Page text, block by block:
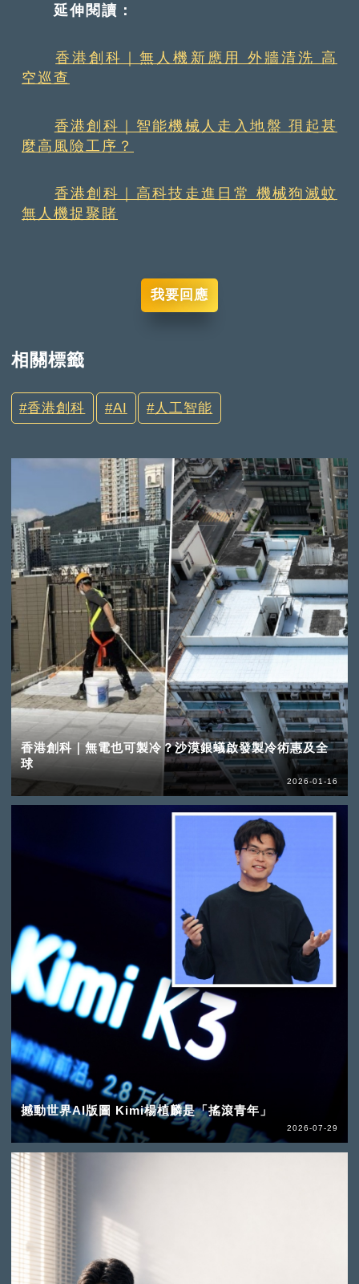
延伸閱讀：
香港創科｜無人機新應用 外牆清洗 高
空巡查
香港創科｜智能機械人走入地盤 孭起甚
麼高風險工序？
香港創科｜高科技走進日常 機械狗滅蚊
無人機捉聚賭
我要回應
相關標籤
香港創科 AI 人工智能
香港創科｜無電也可製冷？沙漠銀蟻啟發製冷術惠及全
球
2026-01-16
撼動世界AI版圖 Kimi楊植麟是「搖滾青年」
2026-07-29